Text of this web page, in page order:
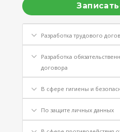
Разработка трудового
Разработка
договора
В сфере гигиены и
По защите личных данных